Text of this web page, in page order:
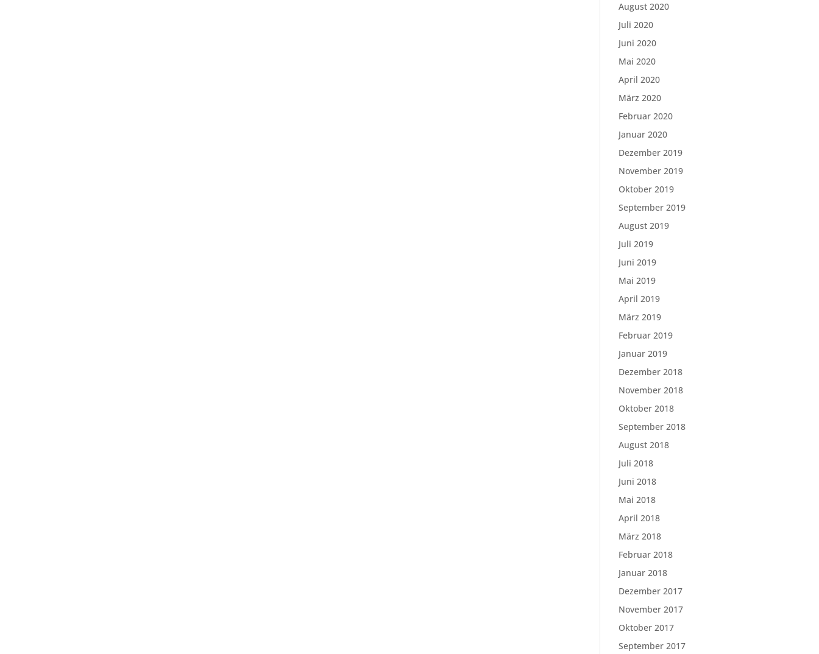
August 2020
Juli 2020
Juni 2020
Mai 2020
April 2020
März 2020
Februar 2020
Januar 2020
Dezember 2019
November 2019
Oktober 2019
September 2019
August 2019
Juli 2019
Juni 2019
Mai 2019
April 2019
März 2019
Februar 2019
Januar 2019
Dezember 2018
November 2018
Oktober 2018
September 2018
August 2018
Juli 2018
Juni 2018
Mai 2018
April 2018
März 2018
Februar 2018
Januar 2018
Dezember 2017
November 2017
Oktober 2017
September 2017